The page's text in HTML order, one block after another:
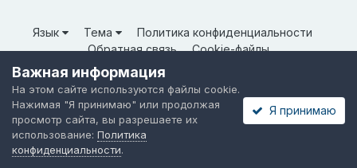
Язык Тема
Политика конфиденциальности
Обратная связь
Cookie-файлы
© ООО «Неткрейз» 2025
Powered by Invision Community
Важная информация
На этом сайте используются файлы cookie.
Нажимая "Я принимаю" или продолжая
просмотр сайта, вы разрешаете их
использование: Политика
конфиденциальности.
Я принимаю